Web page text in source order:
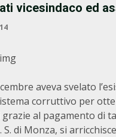
vicesindaco ed
aveva svelato
corruttivo per
al pagamento di
di Monza, si